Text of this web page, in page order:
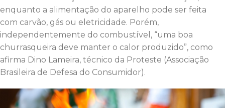
enquanto a alimentação do aparelho pode ser feita
com carvão, gás ou eletricidade. Porém,
independentemente do combustível, “uma boa
churrasqueira deve manter o calor produzido”, como
afirma Dino Lameira, técnico da Proteste (Associação
Brasileira de Defesa do Consumidor).